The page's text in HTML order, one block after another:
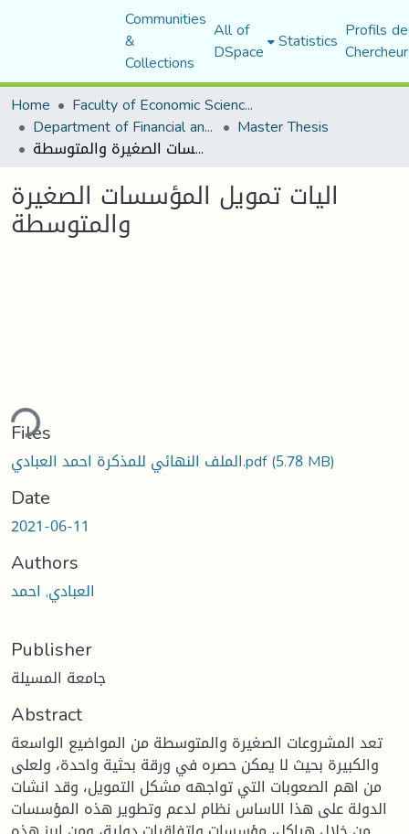
Communities
&
Collections
All of
DSpace Statistics Profils
Home
Faculty of Economic Sciences, Commerce and Management Sciences
Department of Financial and Accounting Sciences Master Thesis
اليات تمويل المؤسسات الصغيرة والمتوسطة
اليات تمويل المؤسسات الصغيرة
والمتوسطة
Files
الملف النهائي للمذكرة احمد العبادي.pdf(5.78 MB)
Date
2021-06-11
Authors
العبادي, احمد
Publisher
جامعة المسيلة
Abstract
تعد المشروعات الصغيرة والمتوسطة من المواضيع الواسعة
والكبيرة بحيث لا يمكن حصره في ورقة بحثية واحدة، ولعلى
من اهم الصعوبات التي تواجهه مشكل التمويل، وقد انشات
الدولة على هذا الاساس نظام لدعم وتطوير هذه المؤسسات